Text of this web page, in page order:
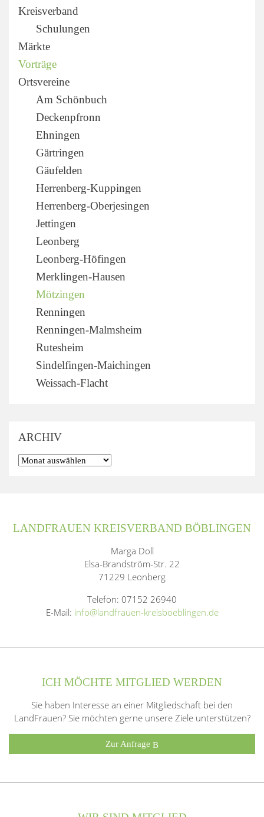
Kreisverband
Schulungen
Märkte
Vorträge
Ortsvereine
Am Schönbuch
Deckenpfronn
Ehningen
Gärtringen
Gäufelden
Herrenberg-Kuppingen
Herrenberg-Oberjesingen
Jettingen
Leonberg
Leonberg-Höfingen
Merklingen-Hausen
Mötzingen
Renningen
Renningen-Malmsheim
Rutesheim
Sindelfingen-Maichingen
Weissach-Flacht
ARCHIV
LANDFRAUEN KREISVERBAND BÖBLINGEN
Marga Doll
Elsa-Brandström-Str. 22
71229 Leonberg
Telefon: 07152 26940
E-Mail: info@landfrauen-kreisboeblingen.de
ICH MÖCHTE MITGLIED WERDEN
Sie haben Interesse an einer Mitgliedschaft bei den
LandFrauen? Sie möchten gerne unsere Ziele unterstützen?
Zur Anfrage